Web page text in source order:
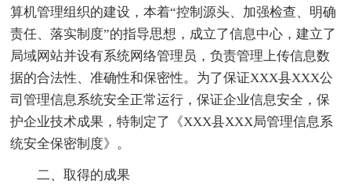
算机管理组织的建设，本着“控制源头、加强检查、明确
责任、落实制度”的指导思想，成立了信息中心，建立了
局域网站并设有系统网络管理员，负责管理上传信息数
据的合法性、准确性和保密性。为了保证XXX县XXX公
司管理信息系统安全正常运行，保证企业信息安全，保
护企业技术成果，特制定了《XXX县XXX局管理信息系
统安全保密制度》。
二、取得的成果